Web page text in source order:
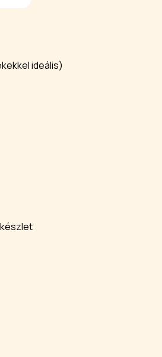
ideális)